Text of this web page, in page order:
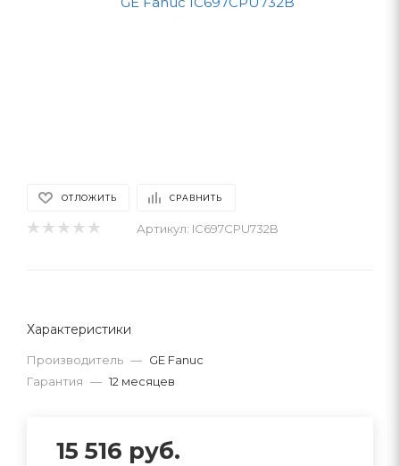
ОТЛОЖИТЬ СРАВНИТЬ
Артикул: IC697CPU732B
Характеристики
Производитель — GE Fanuc
Гарантия — 12 месяцев
15 516 руб.